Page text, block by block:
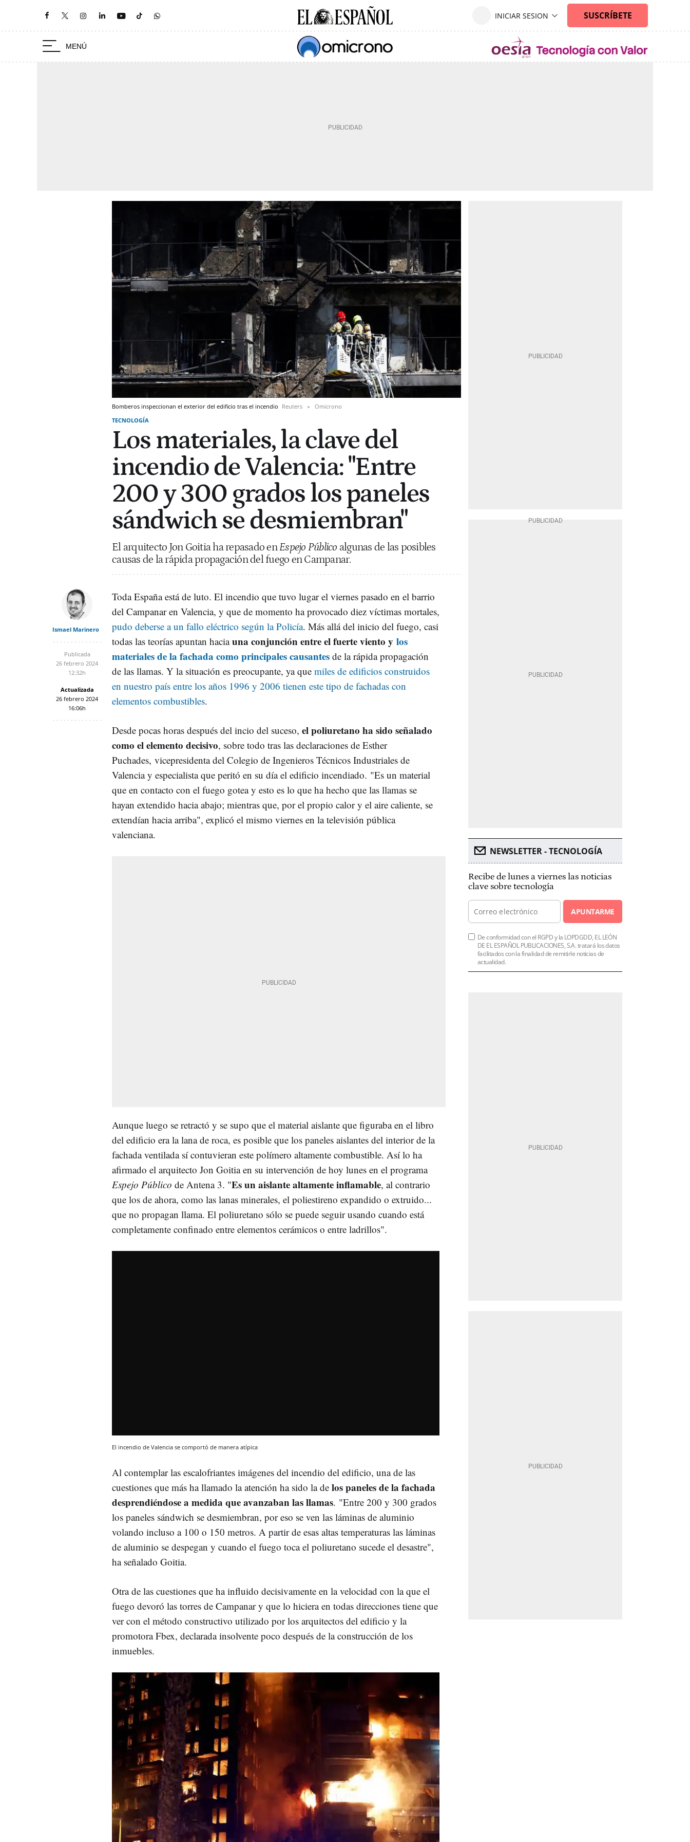
Bomberos inspeccionan el exterior del edificio tras el incendio Reuters
Omicrono
TECNOLOGÍA
Los materiales, la clave del
incendio de Valencia: "Entre
200 y 300 grados los paneles
sándwich se desmiembran"
El arquitecto Jon Goitia ha repasado enEspejo Público algunas de las posibles
causas de la rápida propagación del fuego en Campanar.
Ismael Marinero
Publicada
26 febrero 2024
12:32h
Actualizada
26 febrero 2024
16:06h
Toda España está de luto. El incendio que tuvo lugar el viernes pasado en el barrio
del Campanar en Valencia, y que de momento ha provocado diez víctimas mortales,
pudo deberse a un fallo eléctrico según la Policía. Más allá del inicio del fuego, casi
todas las teorías apuntan haciauna conjunción entre el fuerte viento y los
materiales de la fachada como principales causantes de la rápida propagación
de las llamas. Y la situación es preocupante, ya que miles de edificios construidos
en nuestro país entre los años 1996 y 2006 tienen este tipo de fachadas con
elementos combustibles.
Desde pocas horas después del incio del suceso, el poliuretano ha sido señalado
como el elemento decisivo, sobre todo tras las declaraciones de Esther
Puchades, vicepresidenta del Colegio de Ingenieros Técnicos Industriales de
Valencia y especialista que peritó en su día el edificio incendiado. "Es un material
que en contacto con el fuego gotea y esto es lo que ha hecho que las llamas se
hayan extendido hacia abajo; mientras que, por el propio calor y el aire caliente, se
extendían hacia arriba", explicó el mismo viernes en la televisión pública
valenciana.
Aunque luego se retractó y se supo que el material aislante que figuraba en el libro
del edificio era la lana de roca, es posible que los paneles aislantes del interior de la
fachada ventilada sí contuvieran este polímero altamente combustible. Así lo ha
afirmado el arquitecto Jon Goitia en su intervención de hoy lunes en el programa
Espejo Público de Antena 3. "Es un aislante altamente inflamable, al contrario
que los de ahora, como las lanas minerales, el poliestireno expandido o extruido...
que no propagan llama. El poliuretano sólo se puede seguir usando cuando está
completamente confinado entre elementos cerámicos o entre ladrillos".
El incendio de Valencia se comportó de manera atípica
Al contemplar las escalofriantes imágenes del incendio del edificio, una de las
cuestiones que más ha llamado la atención ha sido la de los paneles de la fachada
desprendiéndose a medida que avanzaban las llamas. "Entre 200 y 300 grados
los paneles sándwich se desmiembran, por eso se ven las láminas de aluminio
volando incluso a 100 o 150 metros. A partir de esas altas temperaturas las láminas
de aluminio se despegan y cuando el fuego toca el poliuretano sucede el desastre",
ha señalado Goitia.
Otra de las cuestiones que ha influido decisivamente en la velocidad con la que el
fuego devoró las torres de Campanar y que lo hiciera en todas direcciones tiene que
ver con el método constructivo utilizado por los arquitectos del edificio y la
promotora Fbex, declarada insolvente poco después de la construcción de los
inmuebles.
NEWSLETTER - TECNOLOGÍA
Recibe de lunes a viernes las noticias
clave sobre tecnología
APUNTARME
De conformidad con el RGPD y la LOPDGDD, EL LEÓN
DE EL ESPAÑOL PUBLICACIONES, S.A. tratará los datos
facilitados con la finalidad de remitirle noticias de
actualidad.